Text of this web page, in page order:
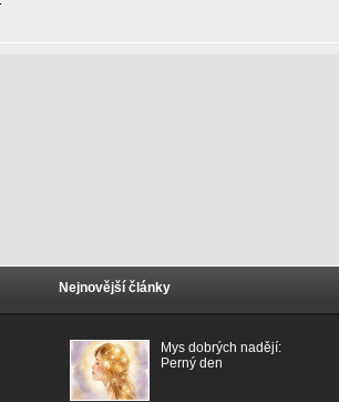
Nejnovější články
Mys dobrých nadějí:
Perný den